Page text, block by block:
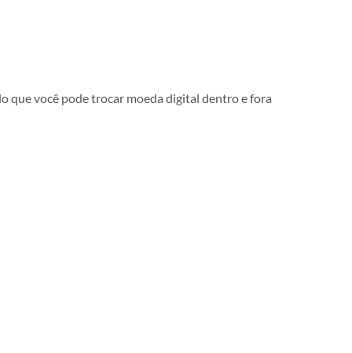
que você pode trocar moeda digital dentro e fora